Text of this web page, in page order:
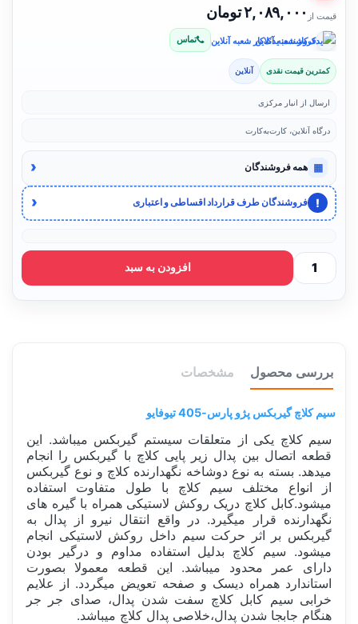
قیمت از ۲,۰۸۹,۰۰۰ تومان
فروشنده: یدک‌کار شعبه آنلاین تماس
کمترین قیمت نقدی آنلاین
ارسال از انبار مرکزی
درگاه آنلاین، کارت‌به‌کارت
▦ همه فروشندگان ‹
! فروشندگان طرف قرارداد اقساطی و اعتباری ‹
افزودن به سبد
بررسی محصول مشخصات
سیم کلاچ گیربکس پژو پارس-405 تیوفایو
سیم کلاچ یکی از متعلقات سیستم گیربکس میباشد. این
قطعه اتصال بین پدال زیر پایی کلاچ با گیربکس را انجام
میدهد. بسته به نوع دوشاخه نگهدارنده کلاچ و نوع گیربکس
از انواع مختلف سیم کلاچ با طول متفاوت استفاده
میشود.کابل کلاچ دریک روکش لاستیکی همراه با گیره های
نگهدارنده قرار میگیرد. در واقع انتقال نیرو از پدال به
گیربکس بر اثر حرکت سیم داخل روکش لاستیکی انجام
میشود. سیم کلاچ بدلیل استفاده مداوم و درگیر بودن
دارای عمر محدود میباشد. این قطعه معمولا بصورت
استاندارد همراه دیسک و صفحه تعویض میگردد. از علایم
خرابی سیم کابل کلاچ سفت شدن پدال، صدای جر جر
هنگام جابجا شدن پدال،خلاصی پدال کلاچ میباشد.